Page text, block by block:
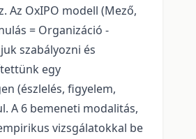
OxIPO modell (Mező,
= Organizáció -
szabályozni és
egy
(észlelés, figyelem,
A 6 bemeneti modalitás,
vizsgálatokkal be